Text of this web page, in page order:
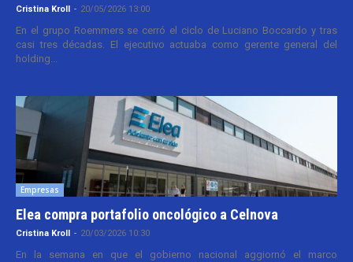
Cristina Kroll - 20/05/2026 13:00
En el grupo Roemmers se cerró el ciclo de Luciano Boccardo y tras
casi tres décadas. El ejecutivo actuaba como gerente general del
holding...
Empresas
Elea compra portafolio oncológico a Celnova
Cristina Kroll - 20/03/2026 10:30
En la semana en que el gobierno nacional aggiornó el marco